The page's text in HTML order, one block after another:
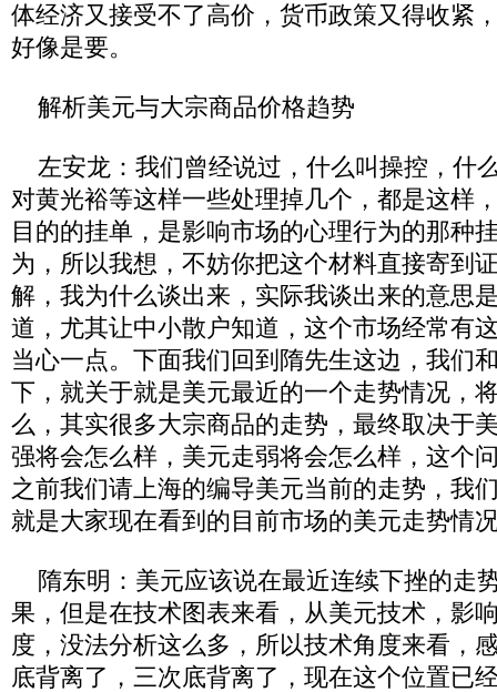
体经济又接受不了高价，货币政策又得收紧
好像是要。
解析美元与大宗商品价格趋势
左安龙：我们曾经说过，什么叫操控，什
对黄光裕等这样一些处理掉几个，都是这样
目的的挂单，是影响市场的心理行为的那种
为，所以我想，不妨你把这个材料直接寄到
解，我为什么谈出来，实际我谈出来的意思
道，尤其让中小散户知道，这个市场经常有
当心一点。下面我们回到隋先生这边，我们
下，就关于就是美元最近的一个走势情况，
么，其实很多大宗商品的走势，最终取决于
强将会怎么样，美元走弱将会怎么样，这个
之前我们请上海的编导美元当前的走势，我
就是大家现在看到的目前市场的美元走势情
隋东明：美元应该说在最近连续下挫的走
果，但是在技术图表来看，从美元技术，影
度，没法分析这么多，所以技术角度来看，
底背离了，三次底背离了，现在这个位置已